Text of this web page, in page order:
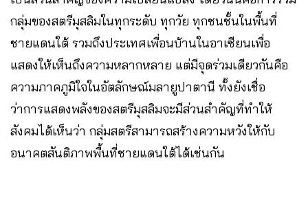
กลุ่มของสตรีมุสลิมในทุกระดับ ทุกวัย ทุกชนชั้นในพื้นที่
ชายแดนใต้ รวมถึงประเทศเพื่อนบ้านในอาเซียนเพื่อ
แสดงให้เห็นถึงความหลากหลาย แต่มีจุดร่วมเดียวกันคือ
ความภาคภูมิใจในอัตลักษณ์มลายูปาตานี ทั้งยังเชื่อ
ว่าการแสดงพลังของสตรีมุสลิมจะมีส่วนสำคัญที่ทำให้
สังคมได้เห็นว่า กลุ่มสตรีสามารถสร้างความหวังให้กับ
อนาคตสันติภาพพื้นที่ชายแดนใต้ได้เช่นกัน